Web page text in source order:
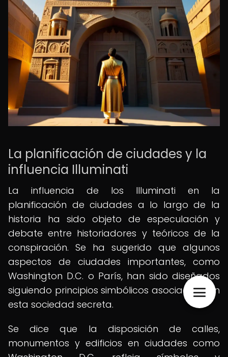
La planificación de ciudades y la
influencia Illuminati
La influencia de los Illuminati en la
planificación de ciudades a lo largo de la
historia ha sido objeto de especulación y
debate entre historiadores y teóricos de la
conspiración. Se ha sugerido que algunos
aspectos de ciudades importantes, como
Washington D.C. o París, han sido diseñados
siguiendo principios simbólicos asociados con
esta sociedad secreta.
Se dice que la disposición de calles,
monumentos y edificios en ciudades como